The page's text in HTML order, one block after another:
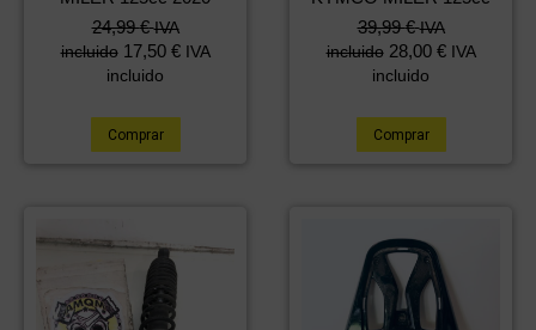
24,99€ IVA
incluido 17,50 € IVA
incluido
Comprar
39,99€ IVA
incluido 28,00 € IVA
incluido
Comprar